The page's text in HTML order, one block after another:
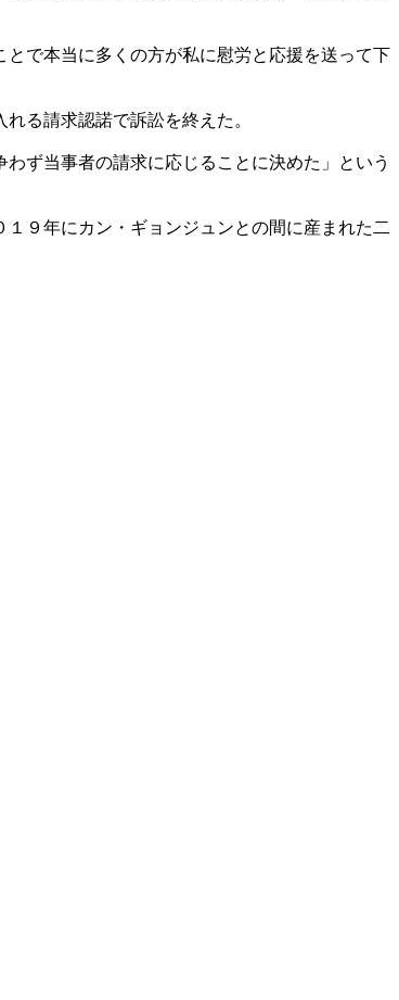
で本当に多くの方が私に慰労と応援を送って下
る請求認諾で訴訟を終えた。
ず当事者の請求に応じることに決めた」という
９年にカン・ギョンジュンとの間に産まれた二